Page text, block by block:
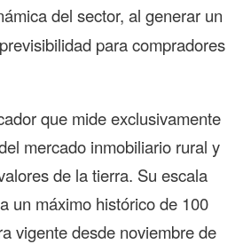
del sector, al generar un
para compradores
que mide exclusivamente
mercado inmobiliario rural y
de la tierra. Su escala
un máximo histórico de 100
vigente desde noviembre de